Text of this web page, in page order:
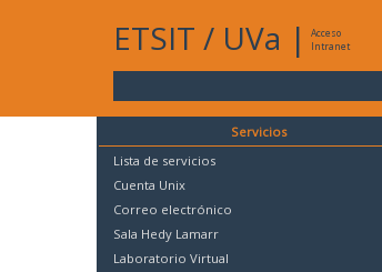
ETSIT / UVa |
Acceso
Intranet
Servicios
Lista de servicios
Cuenta Unix
Correo electrónico
Sala Hedy Lamarr
Laboratorio Virtual